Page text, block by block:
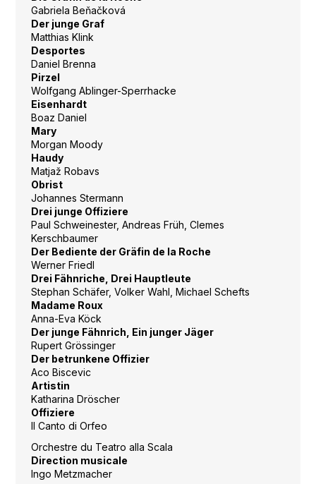
Gabriela Beňačková
Der junge Graf
Matthias Klink
Desportes
Daniel Brenna
Pirzel
Wolfgang Ablinger-Sperrhacke
Eisenhardt
Boaz Daniel
Mary
Morgan Moody
Haudy
Matjaž Robavs
Obrist
Johannes Stermann
Drei junge Offiziere
Paul Schweinester, Andreas Früh, Clemes
Kerschbaumer
Der Bediente der Gräfin de la Roche
Werner Friedl
Drei Fähnriche, Drei Hauptleute
Stephan Schäfer, Volker Wahl, Michael Schefts
Madame Roux
Anna-Eva Köck
Der junge Fähnrich, Ein junger Jäger
Rupert Grössinger
Der betrunkene Offizier
Aco Biscevic
Artistin
Katharina Dröscher
Offiziere
Il Canto di Orfeo
Orchestre du Teatro alla Scala
Direction musicale
Ingo Metzmacher